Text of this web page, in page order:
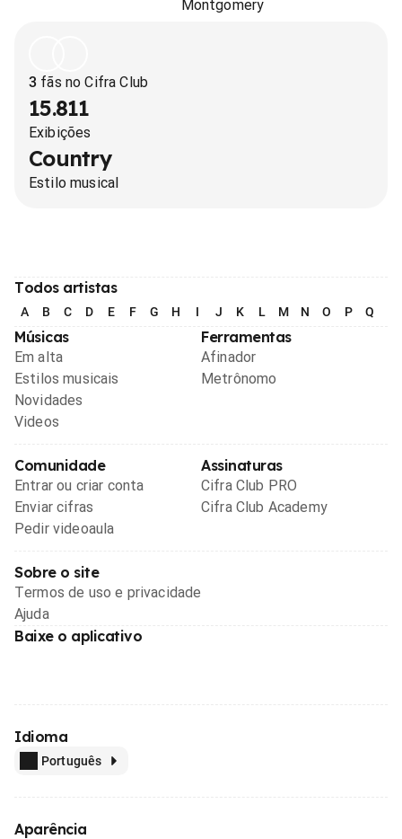
Montgomery
3 fãs no Cifra Club
15.811
Exibições
Country
Estilo musical
Todos artistas
A B C D E F G H I J K L M N O P Q
Músicas
Em alta
Estilos musicais
Novidades
Videos
Ferramentas
Afinador
Metrônomo
Comunidade
Entrar ou criar conta
Enviar cifras
Pedir videoaula
Assinaturas
Cifra Club PRO
Cifra Club Academy
Sobre o site
Termos de uso e privacidade
Ajuda
Baixe o aplicativo
Idioma
Português
Aparência